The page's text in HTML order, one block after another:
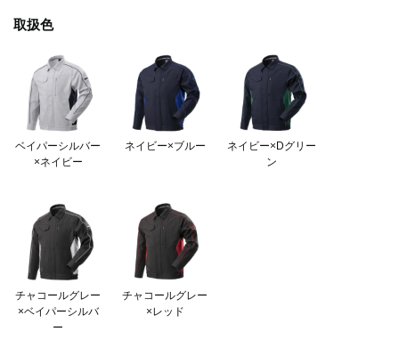
取扱色
ベイパーシルバー
×ネイビー
ネイビー×ブルー
ネイビー×Dグリー
ン
チャコールグレー
×ベイパーシルバ
ー
チャコールグレー
×レッド